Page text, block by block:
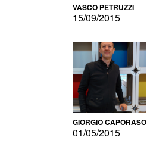
VASCO PETRUZZI
15/09/2015
GIORGIO CAPORASO
01/05/2015